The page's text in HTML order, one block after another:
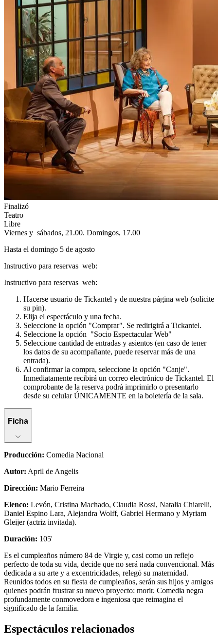
Finalizó
Teatro
Libre
Viernes y sábados, 21.00. Domingos, 17.00
Hasta el domingo 5 de agosto
Instructivo para reservas web:
Instructivo para reservas web:
Hacerse usuario de Tickantel y de nuestra página web (solicite
su pin).
Elija el espectáculo y una fecha.
Seleccione la opción "Comprar". Se redirigirá a Tickantel.
Seleccione la opción "Socio Espectacular Web"
Seleccione cantidad de entradas y asientos (en caso de tener
los datos de su acompañante, puede reservar más de una
entrada).
Al confirmar la compra, seleccione la opción "Canje".
Inmediatamente recibirá un correo electrónico de Tickantel. El
comprobante de la reserva podrá imprimirlo o presentarlo
desde su celularÚNICAMENTE en la boletería de la sala.
Ficha
Producción: Comedia Nacional
Autor: April de Angelis
Dirección: Mario Ferreira
Elenco: Levón, Cristina Machado, Claudia Rossi, Natalia Chiarelli,
Daniel Espino Lara, Alejandra Wolff, Gabriel Hermano y Myriam
Gleijer (actriz invitada).
Duración: 105'
Es el cumpleaños número 84 de Virgie y, casi como un reflejo
perfecto de toda su vida, decide que no será nada convencional. Más
dedicada a su arte y a excentricidades, relegó su maternidad.
Reunidos todos en su fiesta de cumpleaños, serán sus hijos y amigos
quienes podrán frustrar su nuevo proyecto: morir. Comedia negra
profundamente conmovedora e ingeniosa que reimagina el
significado de la familia.
Espectáculos relacionados